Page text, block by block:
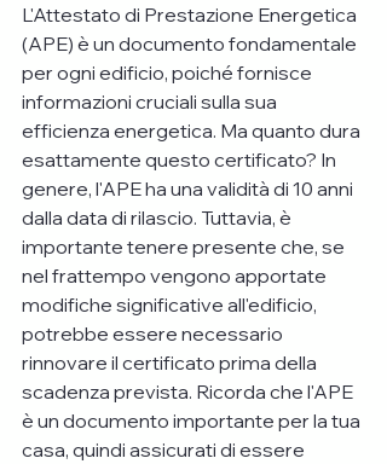
L'Attestato di Prestazione Energetica
(APE) è un documento fondamentale
per ogni edificio, poiché fornisce
informazioni cruciali sulla sua
efficienza energetica. Ma quanto dura
esattamente questo certificato? In
genere, l'APE ha una validità di 10 anni
dalla data di rilascio. Tuttavia, è
importante tenere presente che, se
nel frattempo vengono apportate
modifiche significative all'edificio,
potrebbe essere necessario
rinnovare il certificato prima della
scadenza prevista. Ricorda che l'APE
è un documento importante per la tua
casa, quindi assicurati di essere